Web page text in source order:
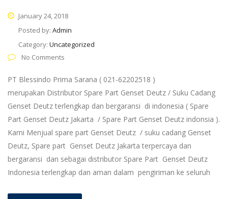
January 24, 2018
Posted by: Admin
Category: Uncategorized
No Comments
PT Blessindo Prima Sarana ( 021-62202518 )
merupakan Distributor Spare Part Genset Deutz / Suku Cadang
Genset Deutz terlengkap dan bergaransi di indonesia ( Spare
Part Genset Deutz Jakarta / Spare Part Genset Deutz indonsia ).
Kami Menjual spare part Genset Deutz / suku cadang Genset
Deutz, Spare part Genset Deutz Jakarta terpercaya dan
bergaransi dan sebagai distributor Spare Part Genset Deutz
Indonesia terlengkap dan aman dalam pengiriman ke seluruh